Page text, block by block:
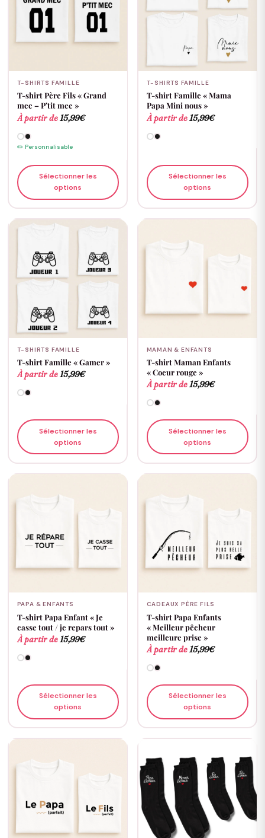
T-SHIRTS FAMILLE
T-shirt Père Fils « Grand
mec – P’tit mec »
À partir de15,99€
✏️ Personnalisable
Sélectionner les
options
T-SHIRTS FAMILLE
T-shirt Famille « Mama
Papa Mini nous »
À partir de15,99€
Sélectionner les
options
T-SHIRTS FAMILLE
T-shirt Famille « Gamer »
À partir de15,99€
Sélectionner les
options
MAMAN & ENFANTS
T-shirt Maman Enfants
« Coeur rouge »
À partir de15,99€
Sélectionner les
options
PAPA & ENFANTS
T-shirt Papa Enfant « Je
casse tout / je repars tout »
À partir de15,99€
Sélectionner les
options
CADEAUX PÈRE FILS
T-shirt Papa Enfants
« Meilleur pêcheur
meilleure prise »
À partir de15,99€
Sélectionner les
options